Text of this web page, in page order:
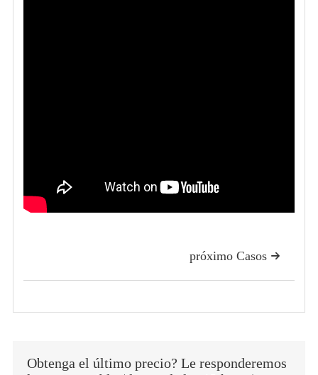

próximo Casos
Obtenga el último precio? Le responderemos